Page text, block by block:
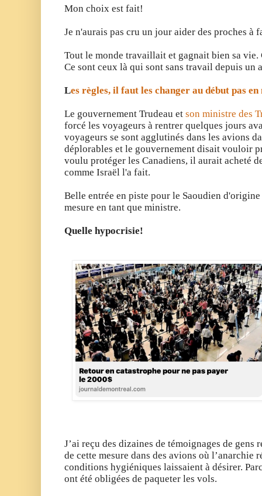
Mon choix est fait!
Je n'aurais pas cru un jour aider des proches à
Tout le monde travaillait et gagnait bien sa
Ce sont ceux là qui sont sans travail depuis un
Les règles, il faut les changer au début pas
Le gouvernement Trudeau et son ministre des
forcé les voyageurs à rentrer quelques jours
voyageurs se sont agglutinés dans les avions
déplorables et le gouvernement disait vouloir
voulu protéger les Canadiens, il aurait acheté
comme Israël l'a fait.
Belle entrée en piste pour le Saoudien d'origine
mesure en tant que ministre.
Quelle hypocrisie!
J’ai reçu des dizaines de témoignages de gens
de cette mesure dans des avions où l’anarchie
conditions hygiéniques laissaient à désirer.
ont été obligées de paqueter les vols.